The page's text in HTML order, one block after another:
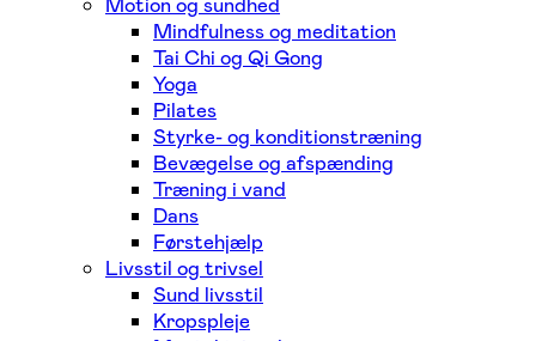
Mindfulness og meditation
Tai Chi og Qi Gong
Yoga
Pilates
Styrke- og konditionstræning
Bevægelse og afspænding
Træning i vand
Dans
Førstehjælp
Livsstil og trivsel
Sund livsstil
Kropspleje